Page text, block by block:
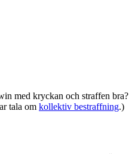
med kryckan och straffen bra?
tala om kollektiv bestraffning.)